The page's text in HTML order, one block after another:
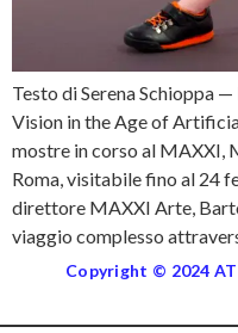
Testo di Serena Schioppa
Vision in the Age of
mostre in corso al MAXXI,
Roma, visitabile fino al 24
direttore MAXXI Arte,
viaggio complesso
Copyright © 2024